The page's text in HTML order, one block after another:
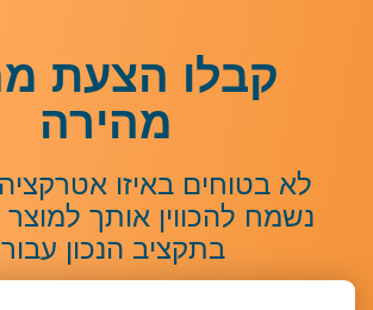
קבלו הצעת מחיר
מהירה
בטוחים באיזו אטרקציה
להכווין אותך למוצר
בתקציב הנכון עבורך